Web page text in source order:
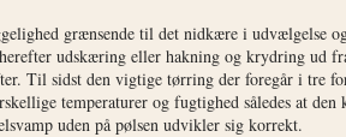
grænsende til det nidkære i udvælgelse
udskæring eller hakning og krydring ud
Til sidst den vigtige tørring der foregår i tre
temperaturer og fugtighed således at den
uden på pølsen udvikler sig korrekt.